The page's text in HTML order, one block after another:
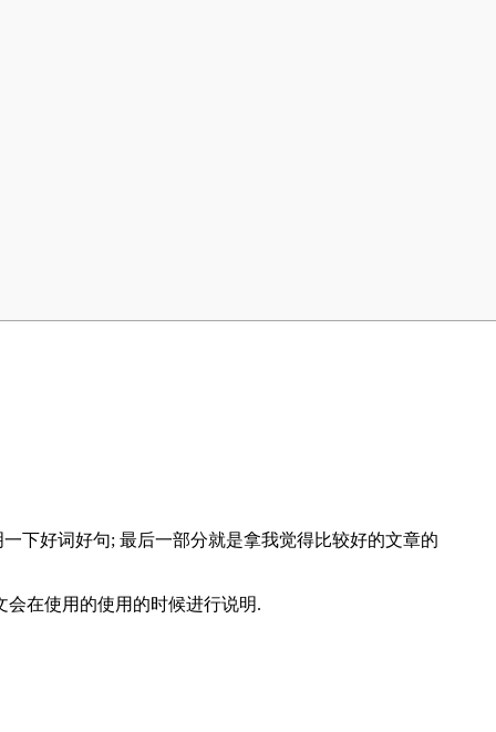
下好词好句; 最后一部分就是拿我觉得比较好的文章的
会在使用的使用的时候进行说明.